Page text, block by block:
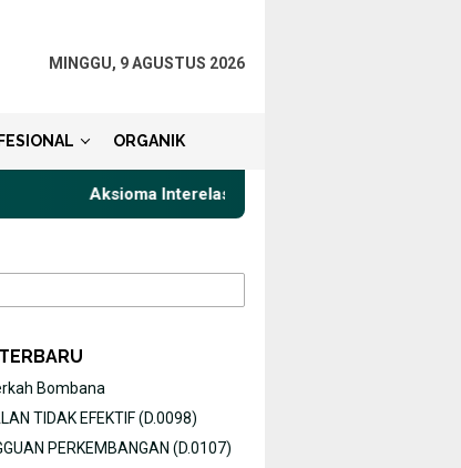
MINGGU, 9 AGUSTUS 2026
ORGANIK
Aksioma Interelasi, Belajar Privat Gaya
Bombana
TIDAK EFEKTIF (D.0098)
PERKEMBANGAN (D.0107)